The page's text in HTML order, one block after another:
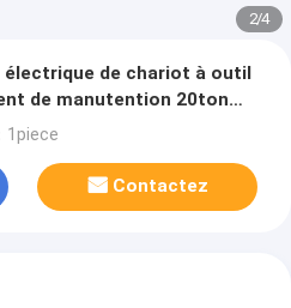
2/4
de chariot à outil
de manutention 20ton
de la Chine
1piece
Contactez